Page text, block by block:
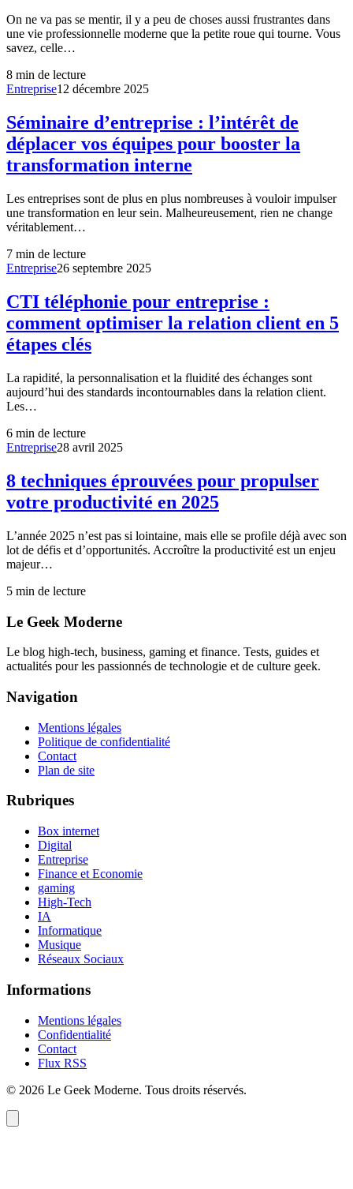
On ne va pas se mentir, il y a peu de choses aussi frustrantes dans
une vie professionnelle moderne que la petite roue qui tourne. Vous
savez, celle…
8 min de lecture
Entreprise12 décembre 2025
Séminaire d’entreprise : l’intérêt de
déplacer vos équipes pour booster la
transformation interne
Les entreprises sont de plus en plus nombreuses à vouloir impulser
une transformation en leur sein. Malheureusement, rien ne change
véritablement…
7 min de lecture
Entreprise26 septembre 2025
CTI téléphonie pour entreprise :
comment optimiser la relation client en 5
étapes clés
La rapidité, la personnalisation et la fluidité des échanges sont
aujourd’hui des standards incontournables dans la relation client.
Les…
6 min de lecture
Entreprise28 avril 2025
8 techniques éprouvées pour propulser
votre productivité en 2025
L’année 2025 n’est pas si lointaine, mais elle se profile déjà avec son
lot de défis et d’opportunités. Accroître la productivité est un enjeu
majeur…
5 min de lecture
Le Geek Moderne
Le blog high-tech, business, gaming et finance. Tests, guides et
actualités pour les passionnés de technologie et de culture geek.
Navigation
Mentions légales
Politique de confidentialité
Contact
Plan de site
Rubriques
Box internet
Digital
Entreprise
Finance et Economie
gaming
High-Tech
IA
Informatique
Musique
Réseaux Sociaux
Informations
Mentions légales
Confidentialité
Contact
Flux RSS
© 2026 Le Geek Moderne. Tous droits réservés.